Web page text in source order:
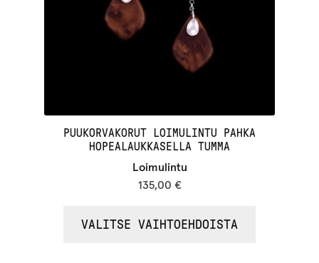
PUUKORVAKORUT LOIMULINTU PAHKA
HOPEALAUKKASELLA TUMMA
Loimulintu
135,00 €
VALITSE VAIHTOEHDOISTA